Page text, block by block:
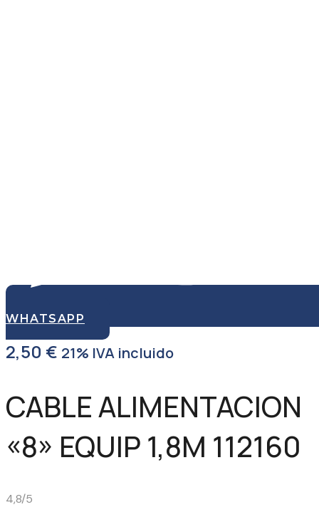
WHATSAPP
2,50 € 21% IVA incluido
CABLE ALIMENTACION
«8» EQUIP 1,8M 112160
4,8/5